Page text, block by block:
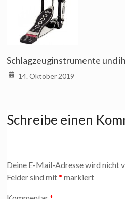
Schlagzeuginstrumente und
14. Oktober 2019
Schreibe einen
Deine E-Mail-Adresse wird nicht
Felder sind mit* markiert